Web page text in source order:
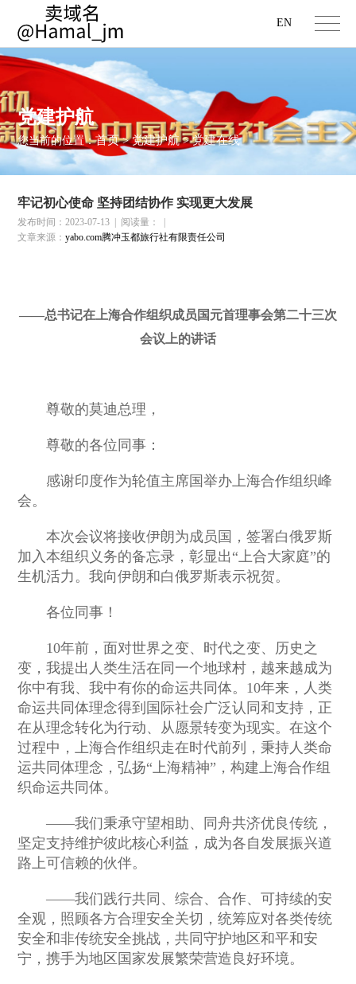
EN
党建护航
您当前的位置：首页>党建护航>党建在线
牢记初心使命 坚持团结协作 实现更大发展
发布时间：2023-07-13 阅读量：
文章来源：yabo.com腾冲玉都旅行社有限责任公司
——总书记在上海合作组织成员国元首理事会第二十三次
会议上的讲话
尊敬的莫迪总理，
尊敬的各位同事：
感谢印度作为轮值主席国举办上海合作组织峰
会。
本次会议将接收伊朗为成员国，签署白俄罗斯
加入本组织义务的备忘录，彰显出“上合大家庭”的
生机活力。我向伊朗和白俄罗斯表示祝贺。
各位同事！
10年前，面对世界之变、时代之变、历史之
变，我提出人类生活在同一个地球村，越来越成为
你中有我、我中有你的命运共同体。10年来，人类
命运共同体理念得到国际社会广泛认同和支持，正
在从理念转化为行动、从愿景转变为现实。在这个
过程中，上海合作组织走在时代前列，秉持人类命
运共同体理念，弘扬“上海精神”，构建上海合作组
织命运共同体。
——我们秉承守望相助、同舟共济优良传统，
坚定支持维护彼此核心利益，成为各自发展振兴道
路上可信赖的伙伴。
——我们践行共同、综合、合作、可持续的安
全观，照顾各方合理安全关切，统筹应对各类传统
安全和非传统安全挑战，共同守护地区和平和安
宁，携手为地区国家发展繁荣营造良好环境。